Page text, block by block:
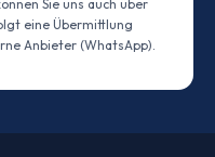
Sie uns auch über
eine Übermittlung
Anbieter (WhatsApp).